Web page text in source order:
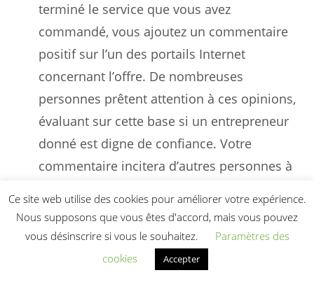
terminé le service que vous avez
commandé, vous ajoutez un commentaire
positif sur l’un des portails Internet
concernant l’offre. De nombreuses
personnes prêtent attention à ces opinions,
évaluant sur cette base si un entrepreneur
donné est digne de confiance. Votre
commentaire incitera d’autres personnes à
commande pour le montage d’une aire de
jeux pour enfants. Ce sera un beau geste de
votre part si, après avoir terminé le service
Ce site web utilise des cookies pour améliorer votre expérience.
Nous supposons que vous êtes d'accord, mais vous pouvez
vous désinscrire si vous le souhaitez.
Paramètres des
cookies
Accepter